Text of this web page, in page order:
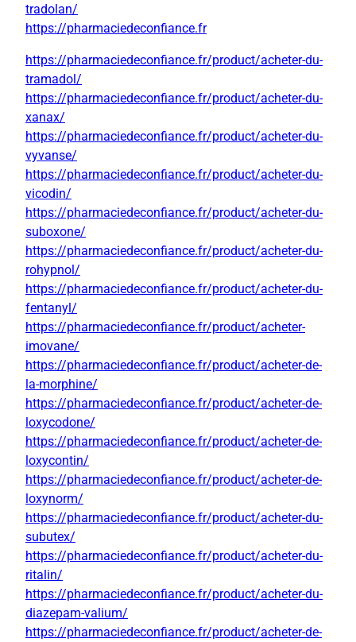
tradolan/
https://pharmaciedeconfiance.fr
https://pharmaciedeconfiance.fr/product/acheter-du-
tramadol/
https://pharmaciedeconfiance.fr/product/acheter-du-
xanax/
https://pharmaciedeconfiance.fr/product/acheter-du-
vyvanse/
https://pharmaciedeconfiance.fr/product/acheter-du-
vicodin/
https://pharmaciedeconfiance.fr/product/acheter-du-
suboxone/
https://pharmaciedeconfiance.fr/product/acheter-du-
rohypnol/
https://pharmaciedeconfiance.fr/product/acheter-du-
fentanyl/
https://pharmaciedeconfiance.fr/product/acheter-
imovane/
https://pharmaciedeconfiance.fr/product/acheter-de-
la-morphine/
https://pharmaciedeconfiance.fr/product/acheter-de-
loxycodone/
https://pharmaciedeconfiance.fr/product/acheter-de-
loxycontin/
https://pharmaciedeconfiance.fr/product/acheter-de-
loxynorm/
https://pharmaciedeconfiance.fr/product/acheter-du-
subutex/
https://pharmaciedeconfiance.fr/product/acheter-du-
ritalin/
https://pharmaciedeconfiance.fr/product/acheter-du-
diazepam-valium/
https://pharmaciedeconfiance.fr/product/acheter-de-